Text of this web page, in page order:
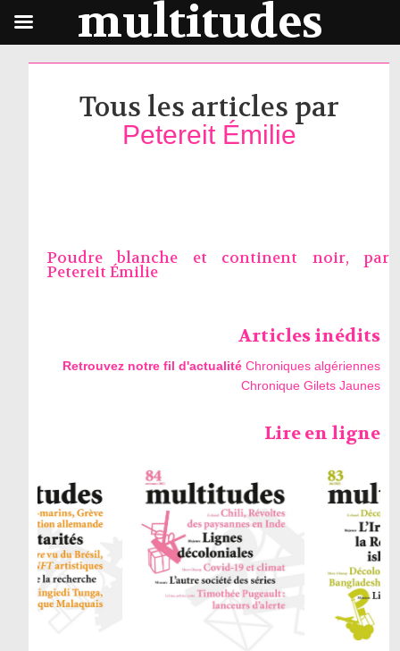
Tous les articles par
Petereit Émilie
Poudre blanche et continent noir, par
Petereit Émilie
Articles inédits
Retrouvez notre fil d'actualité Chroniques algériennes
Chronique Gilets Jaunes
Lire en ligne
multitudes